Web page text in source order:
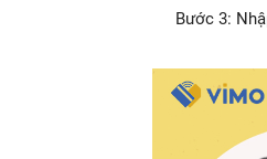
Bước 3: